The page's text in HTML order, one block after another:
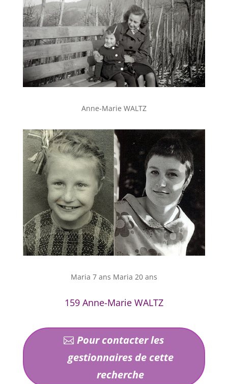
Anne-Marie WALTZ
Maria 7 ans Maria 20 ans
159 Anne-Marie WALTZ
Pour contacter les
gestionnaires de cette
recherche